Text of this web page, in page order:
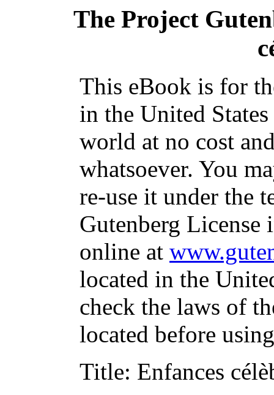
The Project
This eBook is for
in the United
world at no cost
whatsoever. You
re-use it under the
Gutenberg
online at
located in the
check the laws of
located before
Title: Enfances